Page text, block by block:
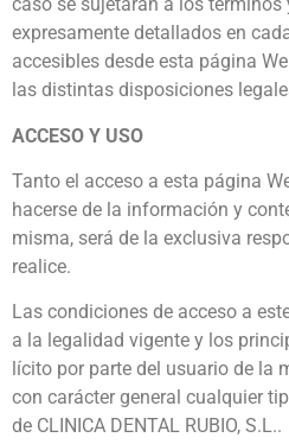
expresamente detallados en
accesibles desde esta página
las distintas disposiciones
ACCESO Y USO
Tanto el acceso a esta página
hacerse de la información y
misma, será de la exclusiva
realice.
Las condiciones de acceso a
a la legalidad vigente y los
lícito por parte del usuario de la
con carácter general cualquier
de CLINICA DENTAL RUBIO, S.L..